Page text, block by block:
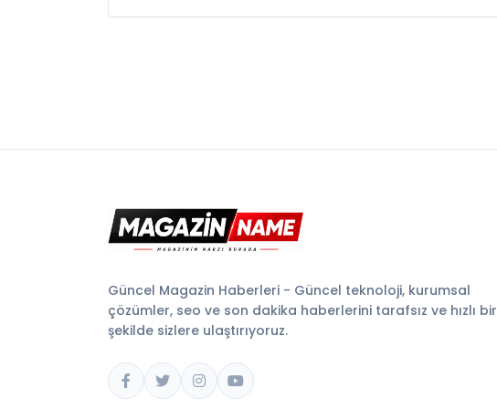
Güncel Magazin Haberleri - Güncel teknoloji, kurumsal
çözümler, seo ve son dakika haberlerini tarafsız ve hızlı bir
şekilde sizlere ulaştırıyoruz.